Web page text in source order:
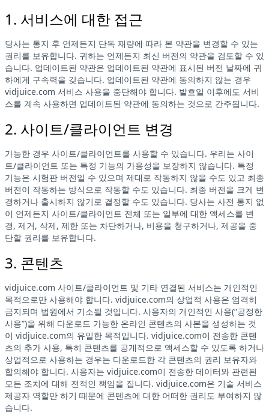
1. 서비스에 대한 접근
당사는 통지 후 언제든지 단독 재량에 따라 본 약관을 변경할 수 있는
권리를 보유합니다. 귀하는 언제든지 최신 버전의 약관을 검토할 수 있
습니다. 업데이트된 약관은 업데이트된 약관에 표시된 버전 날짜에 귀
하에게 구속력을 갖습니다. 업데이트된 약관에 동의하지 않는 경우
vidjuice.com 서비스 사용을 중단해야 합니다. 발효일 이후에도 서비
스를 계속 사용하면 업데이트된 약관에 동의하는 것으로 간주됩니다.
2. 사이트/클라이언트 변경
가능한 경우 사이트/클라이언트를 사용할 수 있습니다. 우리는 사이
트/클라이언트 또는 특정 기능의 가용성을 보장하지 않습니다. 특정
기능은 시험판 버전일 수 있으며 제대로 작동하지 않을 수도 있고 최종
버전이 작동하는 방식으로 작동할 수도 있습니다. 최종 버전을 크게 변
경하거나 출시하지 않기로 결정할 수도 있습니다. 당사는 사전 통지 없
이 언제든지 사이트/클라이언트 전체 또는 일부에 대한 액세스를 변
경, 제거, 삭제, 제한 또는 차단하거나, 비용을 청구하거나, 제공을 중
단할 권리를 보유합니다.
3. 콘텐츠
vidjuice.com 사이트/클라이언트 및 기타 연결된 서비스는 개인적인
목적으로만 사용해야 합니다. vidjuice.com의 상업적 사용은 엄격히
금지되며 법원에서 기소될 것입니다. 사용자의 개인적인 사용(“공정한
사용”)을 위해 다운로드 가능한 온라인 콘텐츠의 사본을 생성하는 것
이 vidjuice.com의 유일한 목적입니다. vidjuice.com이 전송한 콘텐
츠의 추가 사용, 특히 콘텐츠를 공개적으로 액세스할 수 있도록 하거나
상업적으로 사용하는 경우는 다운로드한 각 콘텐츠의 권리 보유자와
합의해야 합니다. 사용자는 vidjuice.com이 전송한 데이터와 관련된
모든 조치에 대해 전적인 책임을 집니다. vidjuice.com은 기술 서비스
제공자 역할만 하기 때문에 콘텐츠에 대한 어떠한 권리도 부여하지 않
습니다.